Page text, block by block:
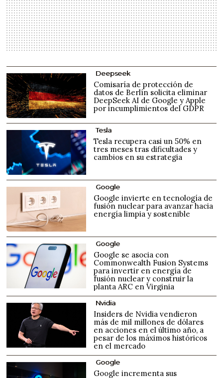
Deepseek
Comisaría de protección de
datos de Berlín solicita eliminar
DeepSeek AI de Google y Apple
por incumplimientos del GDPR
Tesla
Tesla recupera casi un 50% en
tres meses tras dificultades y
cambios en su estrategia
Google
Google invierte en tecnología de
fusión nuclear para avanzar hacia
energía limpia y sostenible
Google
Google se asocia con
Commonwealth Fusion Systems
para invertir en energía de
fusión nuclear y construir la
planta ARC en Virginia
Nvidia
Insiders de Nvidia vendieron
más de mil millones de dólares
en acciones en el último año, a
pesar de los máximos históricos
en el mercado
Google
Google incrementa sus